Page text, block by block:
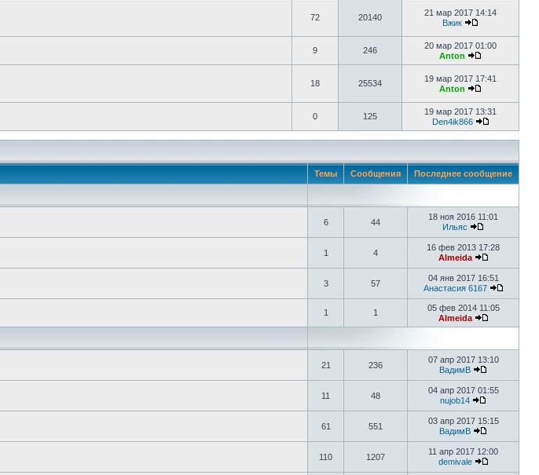
72 20140
21 мар 2017 14:14
Вжик
9 246
20 мар 2017 01:00
Anton
18 25534
19 мар 2017 17:41
Anton
0 125
19 мар 2017 13:31
Den4ik866
Темы Сообщения Последнее сообщение
6 44
18 ноя 2016 11:01
Ильяс
1 4
16 фев 2013 17:28
Almeida
3 57
04 янв 2017 16:51
Анастасия 6167
1 1
05 фев 2014 11:05
Almeida
21 236
07 апр 2017 13:10
ВадимВ
11 48
04 апр 2017 01:55
nujob14
61 551
03 апр 2017 15:15
ВадимВ
110 1207
11 апр 2017 12:00
demivale